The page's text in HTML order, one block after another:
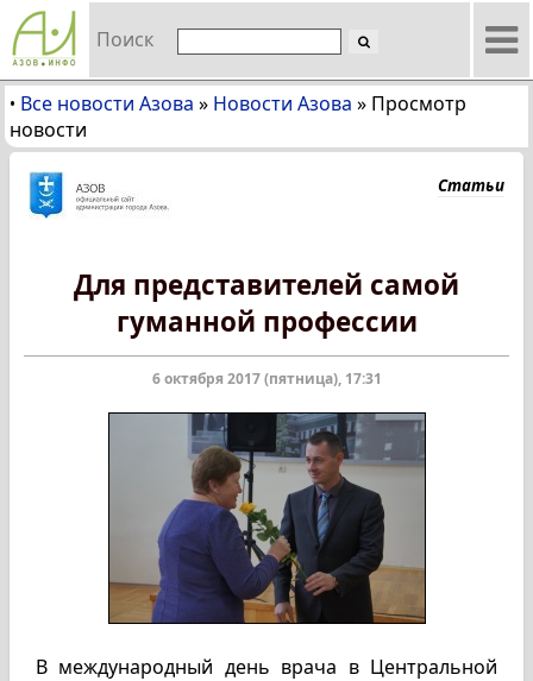
Поиск
• Все новости Азова » Новости Азова » Просмотр
новости
Статьи
Для представителей самой
гуманной профессии
6 октября 2017 (пятница), 17:31
В международный день врача в Центральной